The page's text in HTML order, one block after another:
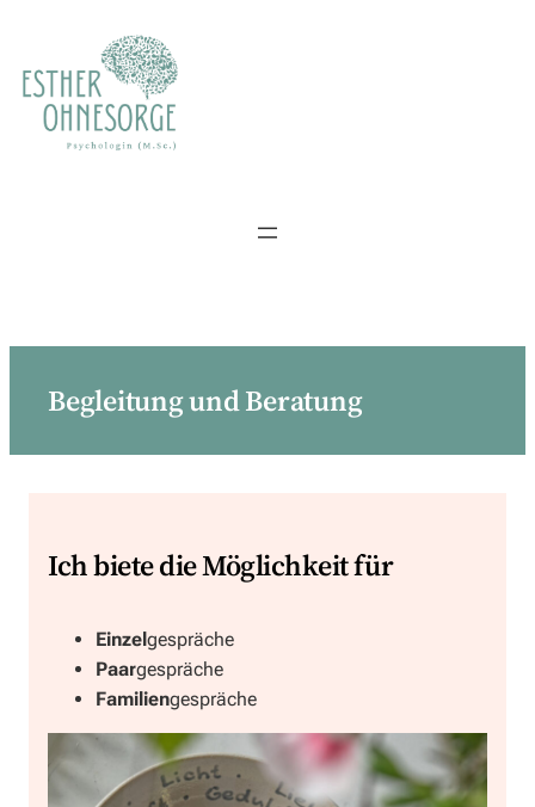
springen
Begleitung und Beratung
Ich biete die Möglichkeit für
Einzelgespräche
Paargespräche
Familiengespräche